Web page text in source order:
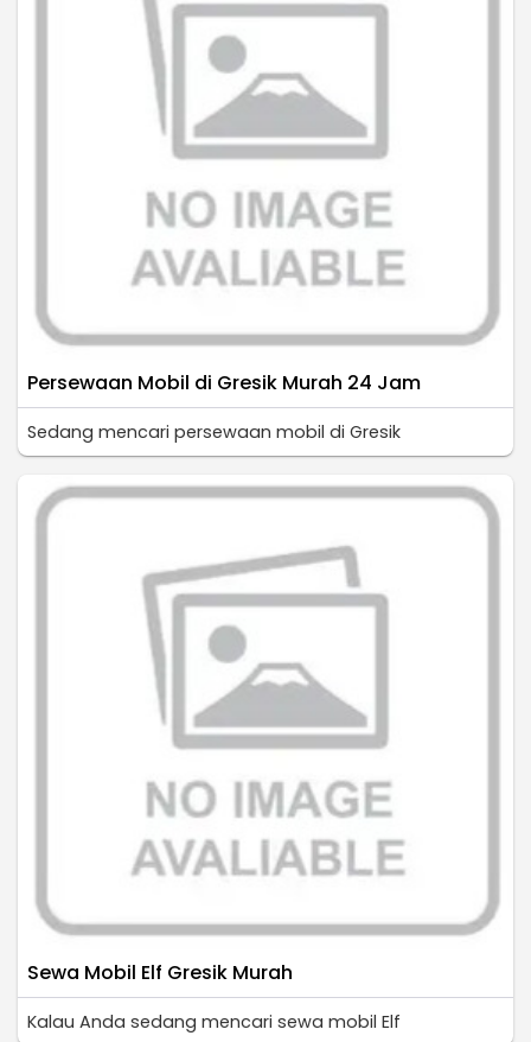
Persewaan Mobil di Gresik Murah 24 Jam
Sedang mencari persewaan mobil di Gresik
Sewa Mobil Elf Gresik Murah
Kalau Anda sedang mencari sewa mobil Elf